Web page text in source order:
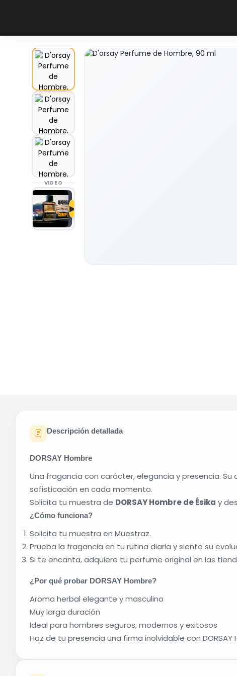
VIDEO
Descripción detallada
DORSAY Hombre
Una fragancia con carácter, elegancia y presencia.
sofisticación en cada momento.
Solicita tu muestra de DORSAY Hombre deÉsika y
¿Cómo funciona?
Solicita tu muestra en Muestraz.
Prueba la fragancia en tu rutina diaria y siente su
Si te encanta, adquiere tu perfume original en las
¿Por qué probar DORSAY Hombre?
Aroma herbal elegante y masculino
Muy larga duración
Ideal para hombres seguros, modernos y exitosos
Haz de tu presencia una firma inolvidable con DORSAY